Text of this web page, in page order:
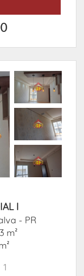
I
- PR
m²
1